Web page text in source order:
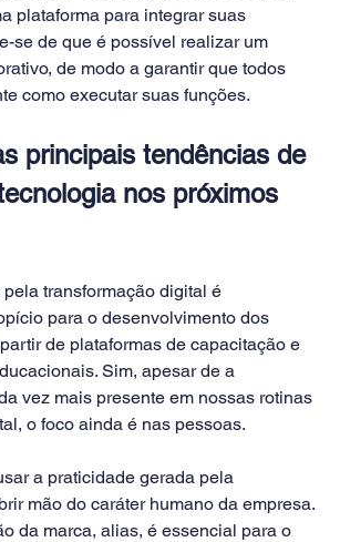
plataforma para integrar suas
se de que é possível realizar um
, de modo a garantir que todos
como executar suas funções.
principais tendências de
nos próximos
transformação digital é
para o desenvolvimento dos
de plataformas de capacitação e
. Sim, apesar de a
vez mais presente em nossas rotinas
o foco ainda é nas pessoas.
a praticidade gerada pela
mão do caráter humano da empresa.
da marca, alias, é essencial para o